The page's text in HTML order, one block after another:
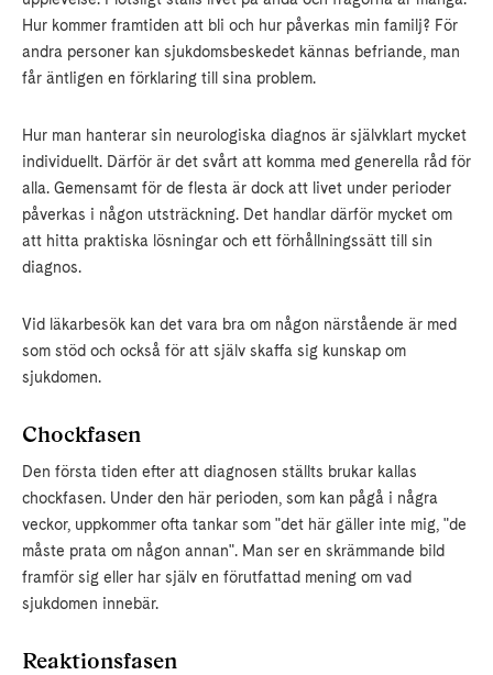
Hur kommer framtiden att bli och hur påverkas min familj? För
andra personer kan sjukdomsbeskedet kännas befriande, man
får äntligen en förklaring till sina problem.
Hur man hanterar sin neurologiska diagnos är självklart mycket
individuellt. Därför är det svårt att komma med generella råd för
alla. Gemensamt för de flesta är dock att livet under perioder
påverkas i någon utsträckning. Det handlar därför mycket om
att hitta praktiska lösningar och ett förhållningssätt till sin
diagnos.
Vid läkarbesök kan det vara bra om någon närstående är med
som stöd och också för att själv skaffa sig kunskap om
sjukdomen.
Chockfasen
Den första tiden efter att diagnosen ställts brukar kallas
chockfasen. Under den här perioden, som kan pågå i några
veckor, uppkommer ofta tankar som "det här gäller inte mig, "de
måste prata om någon annan". Man ser en skrämmande bild
framför sig eller har själv en förutfattad mening om vad
sjukdomen innebär.
Reaktionsfasen